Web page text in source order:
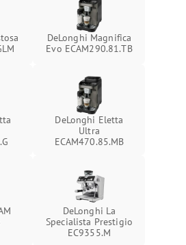
DeLonghi Magnifica
Evo ECAM290.81.TB
DeLonghi Eletta
Ultra
ECAM470.85.MB
DeLonghi La
Specialista Prestigio
EC9355.M